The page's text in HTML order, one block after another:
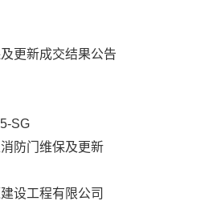
更新成交结果公告
SG
防门维保及更新
设工程有限公司